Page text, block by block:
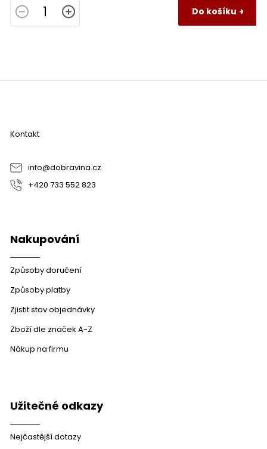
Do košíku
Z
Kontakt
info@dobravina.cz
+420 733 552 823
Nakupování
Způsoby doručení
Způsoby platby
Zjistit stav objednávky
Zboží dle značek A-Z
Nákup na firmu
Užitečné odkazy
Nejčastější dotazy